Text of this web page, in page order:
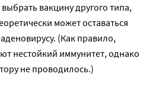
вакцину другого типа,
может оставаться
(Как правило,
нестойкий иммунитет, однако
не проводилось.)